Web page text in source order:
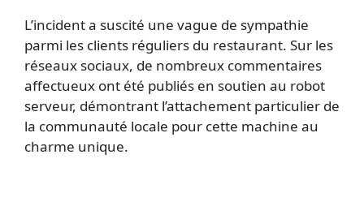
L’incident a suscité une vague de sympathie
parmi les clients réguliers du restaurant. Sur les
réseaux sociaux, de nombreux commentaires
affectueux ont été publiés en soutien au robot
serveur, démontrant l’attachement particulier de
la communauté locale pour cette machine au
charme unique.